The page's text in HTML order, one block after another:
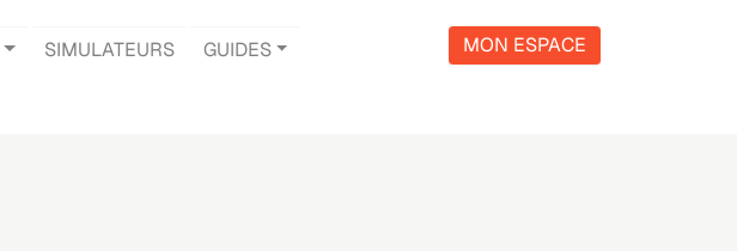
SIMULATEURS GUIDES MON ESPACE